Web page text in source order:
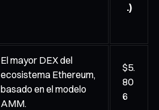
.)
El mayor DEX del
ecosistema Ethereum,
basado en el modelo
AMM.
$5.
80
6